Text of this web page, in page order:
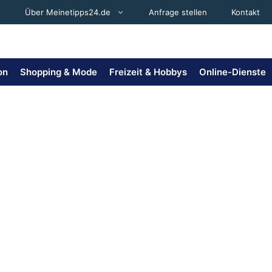
Über Meinetipps24.de Anfrage stellen Kontakt
Shopping & Mode Freizeit & Hobbys Online-Dienste